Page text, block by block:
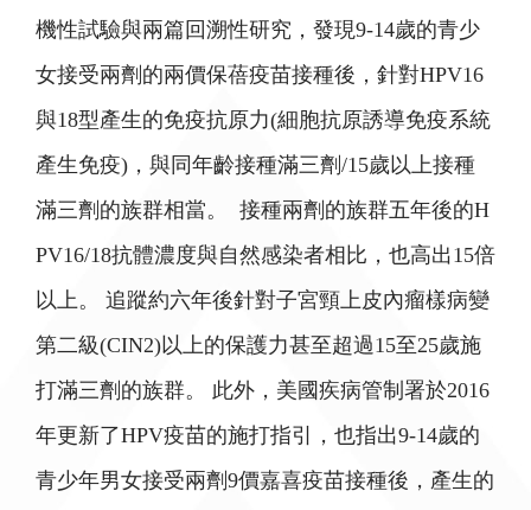
機性試驗與兩篇回溯性研究，發現9-14歲的青少
女接受兩劑的兩價保蓓疫苗接種後，針對HPV16
與18型產生的免疫抗原力(細胞抗原誘導免疫系統
產生免疫)，與同年齡接種滿三劑/15歲以上接種
滿三劑的族群相當。 接種兩劑的族群五年後的H
PV16/18抗體濃度與自然感染者相比，也高出15倍
以上。 追蹤約六年後針對子宮頸上皮內瘤樣病變
第二級(CIN2)以上的保護力甚至超過15至25歲施
打滿三劑的族群。 此外，美國疾病管制署於2016
年更新了HPV疫苗的施打指引，也指出9-14歲的
青少年男女接受兩劑9價嘉喜疫苗接種後，產生的